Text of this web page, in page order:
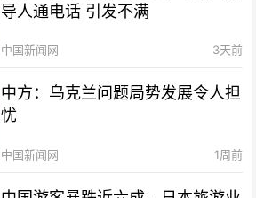
导人通电话 引发不满
中国新闻网 3天前
中方：乌克兰问题局势发展令人担
忧
中国新闻网 1周前